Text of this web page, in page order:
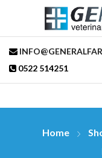
0522 514251
Home